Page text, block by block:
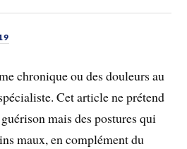
chronique ou des douleurs au
Cet article ne prétend
mais des postures qui
maux, en complément du